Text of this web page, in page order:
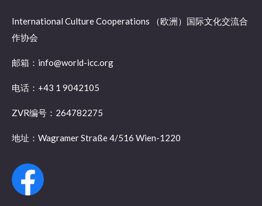
International Culture Cooperations （欧洲）国际文化交流合
作协会
邮箱：info@world-icc.org
电话：+43 1 9042105
ZVR编号：264782275
地址：Wagramer Straße 4/516 Wien-1220